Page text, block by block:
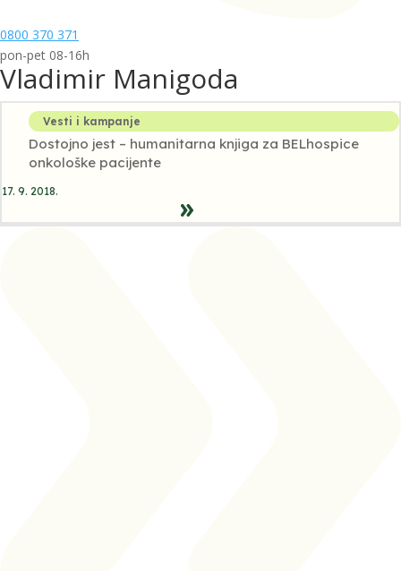
0800 370 371
pon-pet 08-16h
Vladimir Manigoda
Vesti i kampanje
Dostojno jest – humanitarna knjiga za BELhospice
onkološke pacijente
17. 9. 2018.